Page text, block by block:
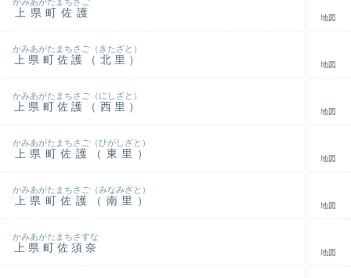
上県町佐護 地図
上県町佐護（北里）
かみあがたまちさご（きたざと）
地図
上県町佐護（西里）
かみあがたまちさご（にしざと）
地図
上県町佐護（東里）
かみあがたまちさご（ひがしざと）
地図
上県町佐護（南里）
かみあがたまちさご（みなみざと）
地図
上県町佐須奈
かみあがたまちさすな
地図